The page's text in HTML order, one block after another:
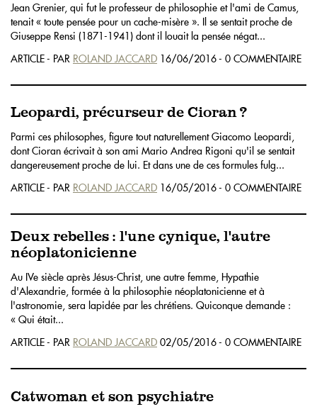
Jean Grenier, qui fut le professeur de philosophie et l'ami de Camus,
tenait « toute pensée pour un cache-misère ». Il se sentait proche de
Giuseppe Rensi (1871-1941) dont il louait la pensée négat...
ARTICLE - PAR ROLAND JACCARD 16/06/2016 - 0 COMMENTAIRE
Leopardi, précurseur de Cioran ?
Parmi ces philosophes, figure tout naturellement Giacomo Leopardi,
dont Cioran écrivait à son ami Mario Andrea Rigoni qu'il se sentait
dangereusement proche de lui. Et dans une de ces formules fulg...
ARTICLE - PAR ROLAND JACCARD 16/05/2016 - 0 COMMENTAIRE
Deux rebelles : l'une cynique, l'autre
néoplatonicienne
Au IVe siècle après Jésus-Christ, une autre femme, Hypathie
d'Alexandrie, formée à la philosophie néoplatonicienne et à
l'astronomie, sera lapidée par les chrétiens. Quiconque demande :
« Qui était...
ARTICLE - PAR ROLAND JACCARD 02/05/2016 - 0 COMMENTAIRE
Catwoman et son psychiatre